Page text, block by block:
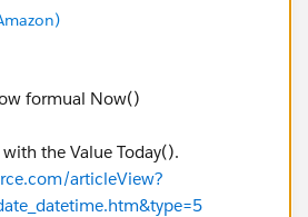
formual Now()
the Value Today().
articleView?